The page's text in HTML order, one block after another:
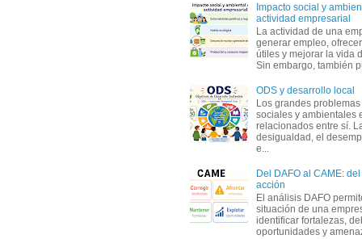
Impacto social y
actividad empresarial
La actividad de una
generar empleo,
útiles y mejorar la vida
Sin embargo, también
ODS y desarrollo local
Los grandes
sociales y ambientales
relacionados entre sí.
desigualdad, el
e...
Del DAFO al CAME:
acción
El análisis DAFO
situación de una
identificar fortalezas,
oportunidades y